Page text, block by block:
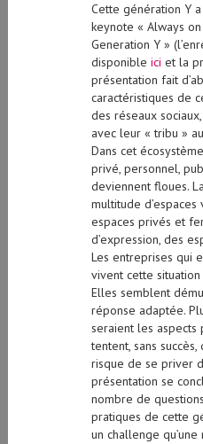
Cette génération Y
keynote « Always
Generation Y »
disponible ici et la
présentation fait
caractéristiques de
des réseaux
avec leur « tribu »
Dans cet
privé, personnel,
deviennent floues.
multitude
espaces privés et
d’expression, des
Les entreprises qui
vivent cette
Elles semblent
réponse adaptée.
seraient les
tentent, sans
risque de se priver
présentation se
nombre de
pratiques de cette
un challenge qu’une